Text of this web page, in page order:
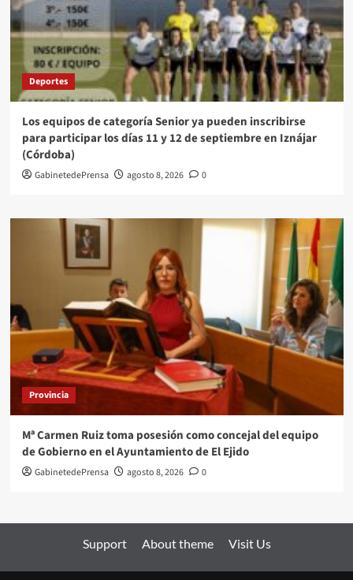
Deportes
Los equipos de categoría Senior ya pueden inscribirse
para participar los días 11 y 12 de septiembre en Iznájar
(Córdoba)
GabinetedePrensa agosto 8, 2026 0
Provincia
Mª Carmen Ruiz toma posesión como concejal del equipo
de Gobierno en el Ayuntamiento de El Ejido
GabinetedePrensa agosto 8, 2026 0
Support About theme Visit Us